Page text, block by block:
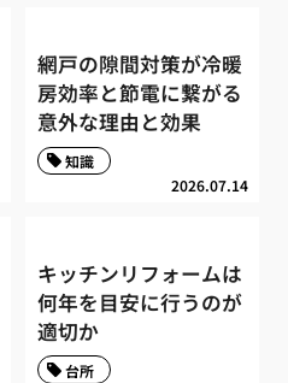
網戸の隙間対策が冷暖
房効率と節電に繋がる
意外な理由と効果
2026.07.14
知識
キッチンリフォームは
何年を目安に行うのが
適切か
台所